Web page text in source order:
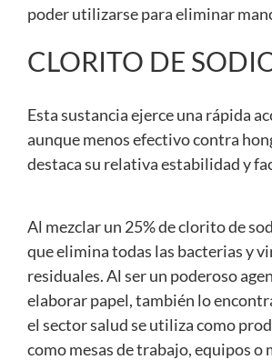
poder utilizarse para eliminar
CLORITO DE
Esta sustancia ejerce una rápida
aunque menos efectivo contra
destaca su relativa estabilidad y
Al mezclar un 25% de clorito de
que elimina todas las bacterias y
residuales. Al ser un poderoso
elaborar papel, también lo
el sector salud se utiliza como
como mesas de trabajo, equipos o